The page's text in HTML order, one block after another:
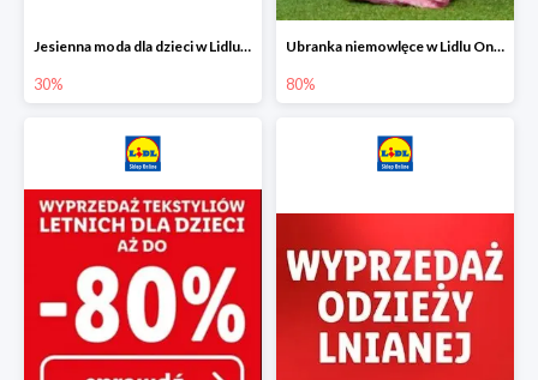
Jesienna moda dla dzieci w Lidlu Online do -30%
30%
Ubranka niemowlęce w Lidlu Online do -80%
80%